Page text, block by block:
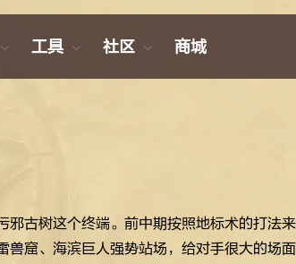
工具 社区 商城
古树这个终端。前中期按照地标术的打法
兽窟、海滨巨人强势站场，给对手很大的场